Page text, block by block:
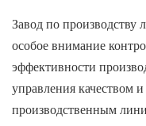
Завод по производству
особое внимание
эффективности
управления качеством
производственным